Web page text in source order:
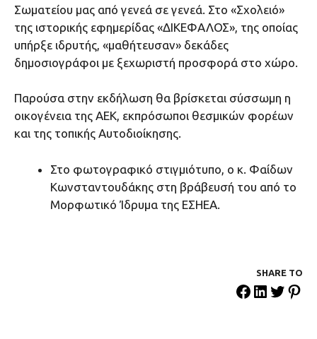
Σωματείου μας από γενεά σε γενεά. Στο «Σχολειό»
της ιστορικής εφημερίδας «ΔΙΚΕΦΑΛΟΣ», της οποίας
υπήρξε ιδρυτής, «μαθήτευσαν» δεκάδες
δημοσιογράφοι με ξεχωριστή προσφορά στο χώρο.
Παρούσα στην εκδήλωση θα βρίσκεται σύσσωμη η
οικογένεια της ΑΕΚ, εκπρόσωποι θεσμικών φορέων
και της τοπικής Αυτοδιοίκησης.
Στο φωτογραφικό στιγμιότυπο, ο κ. Φαίδων
Κωνσταντουδάκης στη βράβευσή του από το
Μορφωτικό Ίδρυμα της ΕΣΗΕΑ.
SHARE ΤΟ